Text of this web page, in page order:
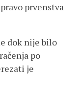
prvenstva
dok nije bilo
po
je